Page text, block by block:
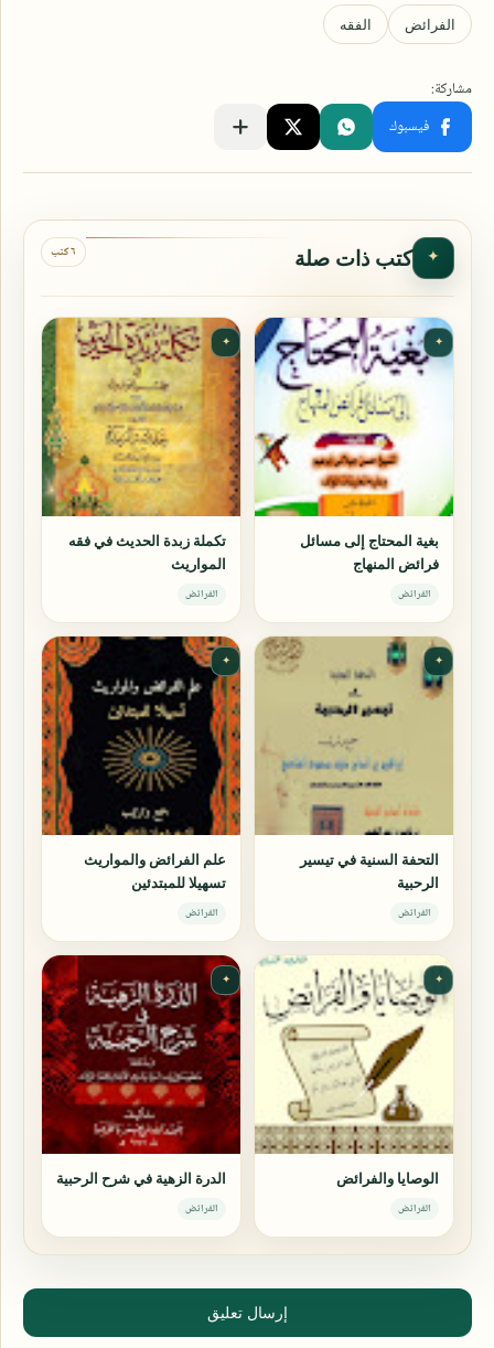
✦ كتب ذات صلة ٦ كتب
✦
بغية المحتاج إلى مسائل
فرائض المنهاج
الفرائض
✦
تكملة زبدة الحديث في فقه
المواريث
الفرائض
✦
التحفة السنية في تيسير
الرحبية
الفرائض
✦
علم الفرائض والمواريث
تسهيلا للمبتدئين
الفرائض
✦
الوصايا والفرائض
الفرائض
✦
الدرة الزهية في شرح الرحبية
الفرائض
إرسال تعليق